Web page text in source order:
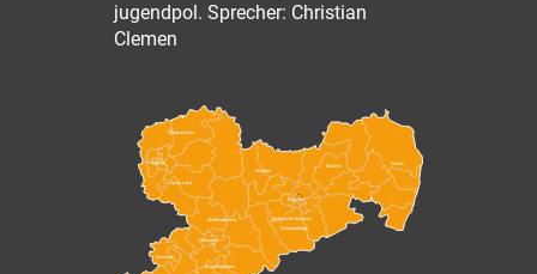
jugendpol. Sprecher: Christian
Clemen
Bautzen Görlitz
Leipzig
Leipzig Land
Meißen
Erzgebirgskreis
Mittelsachsen
Nordsachsen
Osterzgebirge
Sächsische Schweiz-
Zwickau
Dresden
Chemnitz